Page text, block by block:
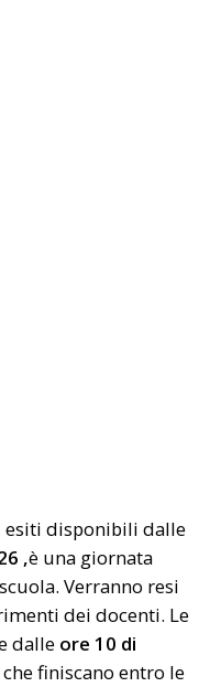
disponibili dalle
,è una giornata
Verranno resi
dei docenti. Le
dalle ore 10 di
finiscano entro le